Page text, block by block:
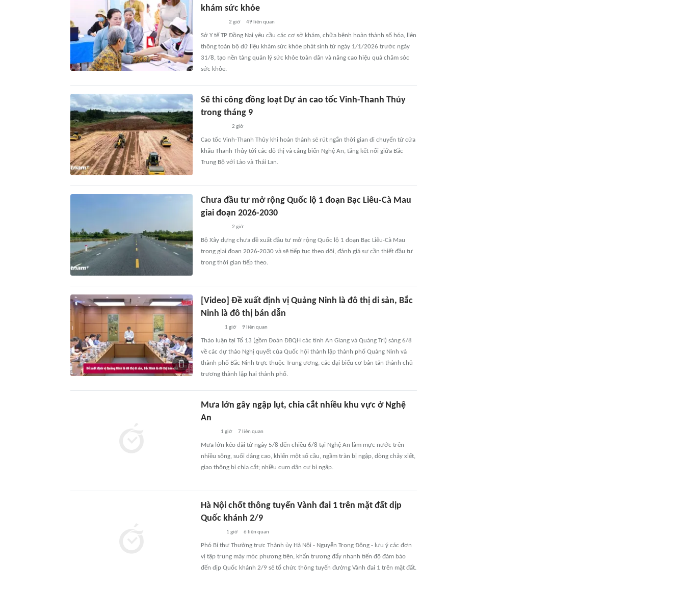
khám sức khỏe
2 giờ 49 liên quan
Sở Y tế TP Đồng Nai yêu cầu các cơ sở khám, chữa bệnh hoàn thành số hóa, liên
thông toàn bộ dữ liệu khám sức khỏe phát sinh từ ngày 1/1/2026 trước ngày
31/8, tạo nền tảng quản lý sức khỏe toàn dân và nâng cao hiệu quả chăm sóc
sức khỏe.
Sẽ thi công đồng loạt Dự án cao tốc Vinh-Thanh Thủy
trong tháng 9
2 giờ
Cao tốc Vinh-Thanh Thủy khi hoàn thành sẽ rút ngắn thời gian di chuyển từ cửa
khẩu Thanh Thủy tới các đô thị và cảng biển Nghệ An, tăng kết nối giữa Bắc
Trung Bộ với Lào và Thái Lan.
Chưa đầu tư mở rộng Quốc lộ 1 đoạn Bạc Liêu-Cà Mau
giai đoạn 2026-2030
2 giờ
Bộ Xây dựng chưa đề xuất đầu tư mở rộng Quốc lộ 1 đoạn Bạc Liêu-Cà Mau
trong giai đoạn 2026-2030 và sẽ tiếp tục theo dõi, đánh giá sự cần thiết đầu tư
trong thời gian tiếp theo.
[Video] Đề xuất định vị Quảng Ninh là đô thị di sản, Bắc
Ninh là đô thị bán dẫn
1 giờ 9 liên quan
Thảo luận tại Tổ 13 (gồm Đoàn ĐBQH các tỉnh An Giang và Quảng Trị) sáng 6/8
về các dự thảo Nghị quyết của Quốc hội thành lập thành phố Quảng Ninh và
thành phố Bắc Ninh trực thuộc Trung ương, các đại biểu cơ bản tán thành chủ
trương thành lập hai thành phố.
Mưa lớn gây ngập lụt, chia cắt nhiều khu vực ở Nghệ
An
1 giờ 7 liên quan
Mưa lớn kéo dài từ ngày 5/8 đến chiều 6/8 tại Nghệ An làm mực nước trên
nhiều sông, suối dâng cao, khiến một số cầu, ngầm tràn bị ngập, dòng chảy xiết,
giao thông bị chia cắt; nhiều cụm dân cư bị ngập.
Hà Nội chốt thông tuyến Vành đai 1 trên mặt đất dịp
Quốc khánh 2/9
1 giờ 6 liên quan
Phó Bí thư Thường trực Thành ủy Hà Nội - Nguyễn Trọng Đông - lưu ý các đơn
vị tập trung máy móc phương tiện, khẩn trương đẩy nhanh tiến độ đảm bảo
đến dịp Quốc khánh 2/9 sẽ tổ chức thông tuyến đường Vành đai 1 trên mặt đất.